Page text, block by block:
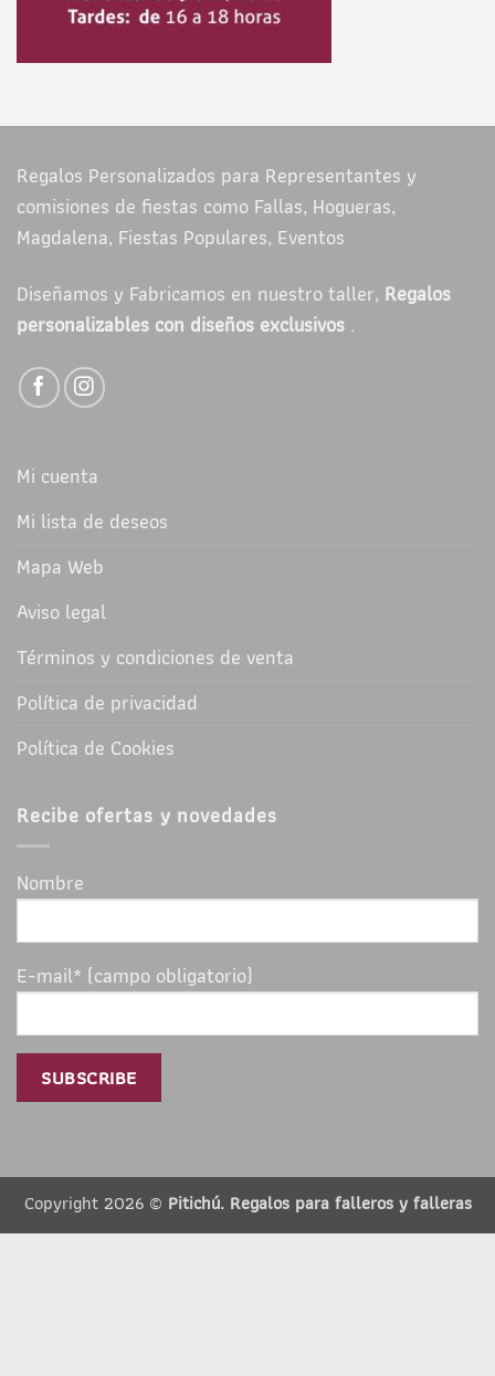
Regalos Personalizados para Representantes y
comisiones de fiestas como Fallas, Hogueras,
Magdalena, Fiestas Populares, Eventos
Diseñamos y Fabricamos en nuestro taller, Regalos
personalizables con diseños exclusivos .
Mi cuenta
Mi lista de deseos
Mapa Web
Aviso legal
Términos y condiciones de venta
Política de privacidad
Política de Cookies
Recibe ofertas y novedades
Nombre
E-mail* (campo obligatorio)
Copyright 2026 © Pitichú. Regalos para falleros y falleras